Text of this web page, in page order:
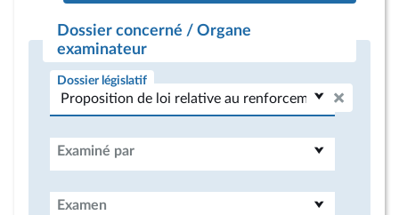
Dossier concerné / Organe
examinateur
Dossier législatif
Examiné par
Examen